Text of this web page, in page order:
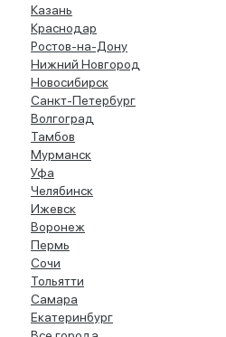
Казань
Краснодар
Ростов-на-Дону
Нижний Новгород
Новосибирск
Санкт-Петербург
Волгоград
Тамбов
Мурманск
Уфа
Челябинск
Ижевск
Воронеж
Пермь
Сочи
Тольятти
Самара
Екатеринбург